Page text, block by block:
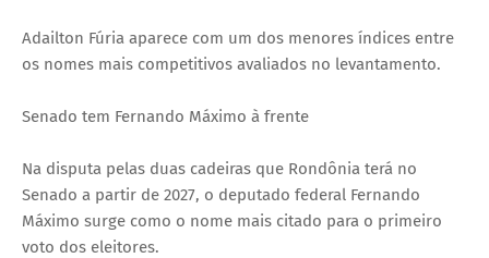
Adailton Fúria aparece com um dos menores índices entre
os nomes mais competitivos avaliados no levantamento.
Senado tem Fernando Máximo à frente
Na disputa pelas duas cadeiras que Rondônia terá no
Senado a partir de 2027, o deputado federal Fernando
Máximo surge como o nome mais citado para o primeiro
voto dos eleitores.